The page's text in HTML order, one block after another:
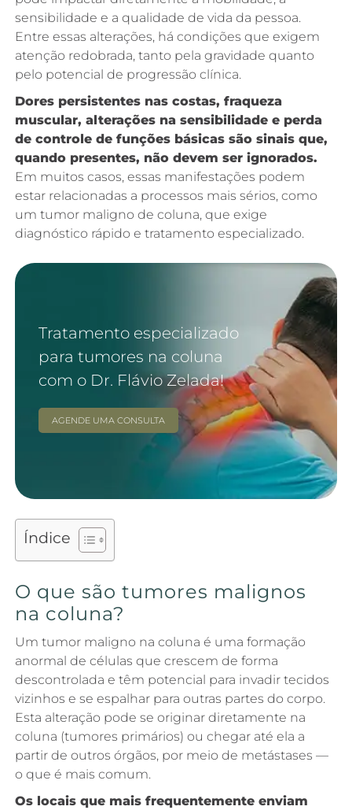
sensibilidade e a qualidade de vida da pessoa.
Entre essas alterações, há condições que exigem
atenção redobrada, tanto pela gravidade quanto
pelo potencial de progressão clínica.
Dores persistentes nas costas, fraqueza
muscular, alterações na sensibilidade e perda
de controle de funções básicas são sinais que,
quando presentes, não devem ser ignorados.
Em muitos casos, essas manifestações podem
estar relacionadas a processos mais sérios, como
um tumor maligno de coluna, que exige
diagnóstico rápido e tratamento especializado.
Tratamento especializado
para tumores na coluna
com o Dr. Flávio Zelada!
AGENDE UMA CONSULTA
Índice
O que são tumores malignos
na coluna?
Um tumor maligno na coluna é uma formação
anormal de células que crescem de forma
descontrolada e têm potencial para invadir tecidos
vizinhos e se espalhar para outras partes do corpo.
Esta alteração pode se originar diretamente na
coluna (tumores primários) ou chegar até ela a
partir de outros órgãos, por meio de metástases —
o que é mais comum.
Os locais que mais frequentemente enviam